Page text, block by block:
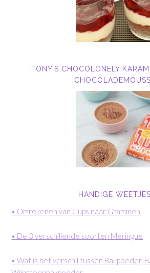
TONY’S CHOCOLONELY
HANDIGE WEETJES
• Omrekenen van Cups naar Grammen
• De 3 verschillende soorten Meringue
• Wat is het verschil tussen Bakpoeder,